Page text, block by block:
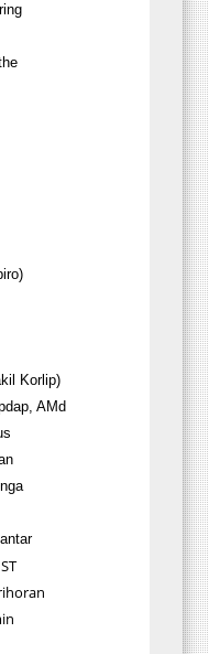
Korlip)
AMd